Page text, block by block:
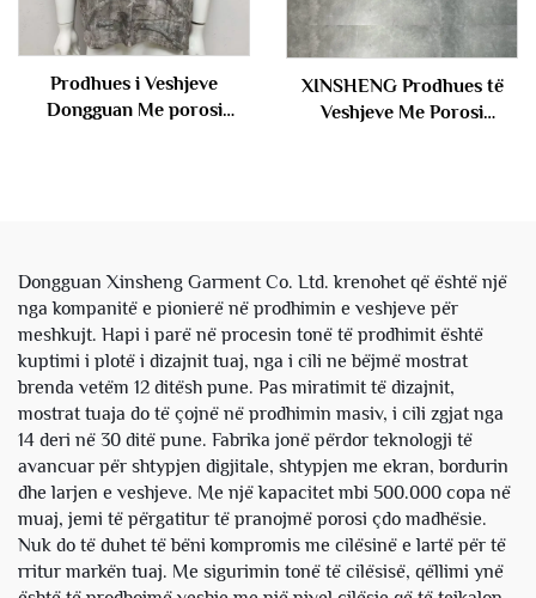
Prodhues i Veshjeve
Dongguan Me porosi
XINSHENG Prodhues të
Veshjeve Me Porosi
Dongguan Xinsheng Garment Co. Ltd. krenohet që është një
nga kompanitë e pionierë në prodhimin e veshjeve për
meshkujt. Hapi i parë në procesin tonë të prodhimit është
kuptimi i plotë i dizajnit tuaj, nga i cili ne bëjmë mostrat
brenda vetëm 12 ditësh pune. Pas miratimit të dizajnit,
mostrat tuaja do të çojnë në prodhimin masiv, i cili zgjat nga
14 deri në 30 ditë pune. Fabrika jonë përdor teknologji të
avancuar për shtypjen digjitale, shtypjen me ekran, bordurin
dhe larjen e veshjeve. Me një kapacitet mbi 500.000 copa në
muaj, jemi të përgatitur të pranojmë porosi çdo madhësie.
Nuk do të duhet të bëni kompromis me cilësinë e lartë për të
rritur markën tuaj. Me sigurimin tonë të cilësisë, qëllimi ynë